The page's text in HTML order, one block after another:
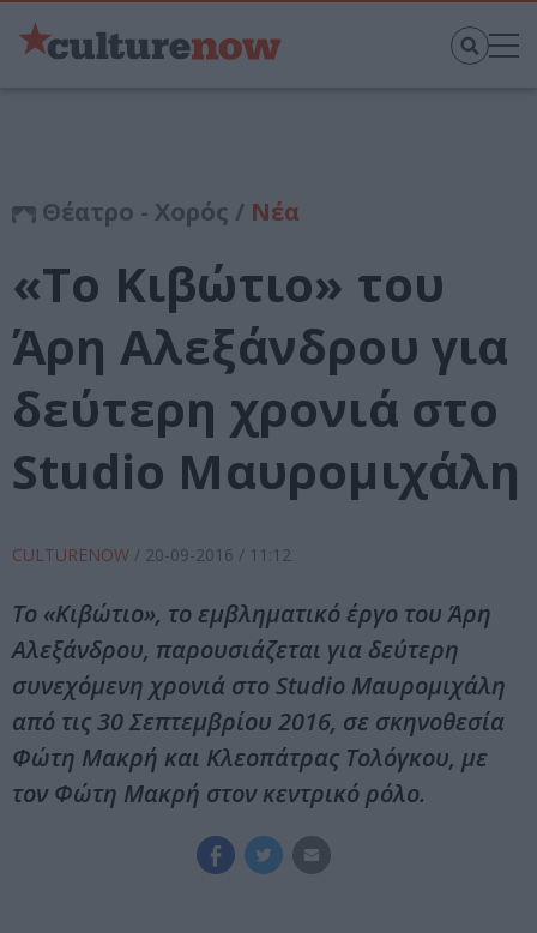
Θέατρο - Χορός / Νέα
«Το Κιβώτιο» του
Άρη Αλεξάνδρου για
δεύτερη χρονιά στο
Studio Μαυρομιχάλη
CULTURENOW / 20-09-2016 / 11:12
Το «Κιβώτιο», το εμβληματικό έργο του Άρη
Αλεξάνδρου, παρουσιάζεται για δεύτερη
συνεχόμενη χρονιά στο Studio Μαυρομιχάλη
από τις 30 Σεπτεμβρίου 2016, σε σκηνοθεσία
Φώτη Μακρή και Κλεοπάτρας Τολόγκου, με
τον Φώτη Μακρή στον κεντρικό ρόλο.